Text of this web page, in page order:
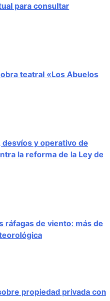
para consultar
teatral «Los Abuelos
y operativo de
la reforma de la Ley de
ráfagas de viento: más de
propiedad privada con